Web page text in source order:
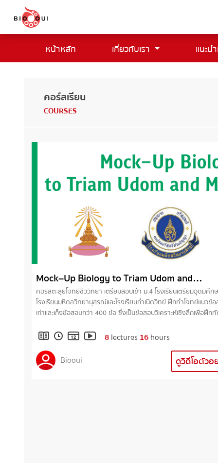
หน้าหลัก(current) เกี่ยวกับเรา แนะน
คอร์สเรียน
COURSES
Mock–Up Biology to Triam Udom and
MWIT/KVIS
คอร์สตะลุยโจทย์ชีววิทยา เตรียมสอบเข้า ม.4 โรงเรียนเตรียมอุดมศึก
โรงเรียนมหิดลวิทยานุสรณ์และโรงเรียนกำเนิดวิทย์ ฝึกทำโจทย์แนวข้
เก่าและเก็งข้อสอบกว่า 400 ข้อ ซึ่งเป็นข้อสอบวิเคราะห์เชิงลึกเพื่อฝึก
8lectures 16hours
Biooui
ดูวิดีโอตัวอ